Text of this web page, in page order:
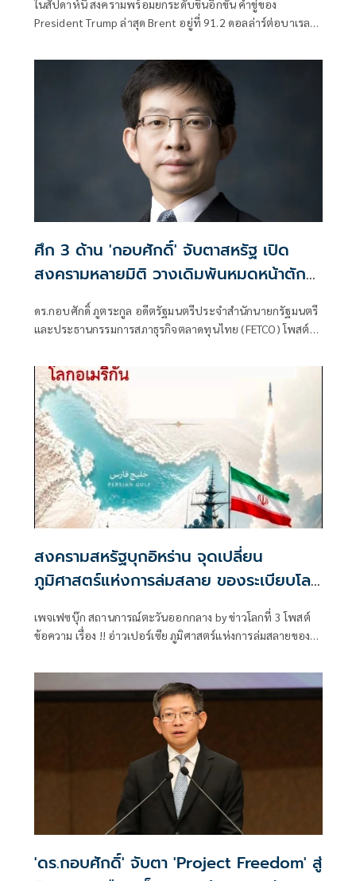
ในสัปดาห์นี้ สงครามพร้อมยกระดับขึ้นอีกขั้น คำขู่ของ
President Trump ล่าสุด Brent อยู่ที่ 91.2 ดอลล่าร์ต่อบาเรล
ของ 2 ฝ่าย
ศึก 3 ด้าน 'กอบศักดิ์' จับตาสหรัฐ เปิด
สงครามหลายมิติ วางเดิมพันหมดหน้าตัก
จะจบอย่างไร
ดร.กอบศักดิ์ ภูตระกูล อดีตรัฐมนตรีประจำสำนักนายกรัฐมนตรี
และประธานกรรมการสภาธุรกิจตลาดทุนไทย (FETCO) โพสต์เฟ
สงครามสหรัฐบุกอิหร่าน จุดเปลี่ยน
ภูมิศาสตร์แห่งการล่มสลาย ของระเบียบโลก
เพจเฟซบุ๊ก สถานการณ์ตะวันออกกลาง by ข่าวโลกที่ 3 โพสต์
ข้อความ เรื่อง !! อ่าวเปอร์เซีย ภูมิศาสตร์แห่งการล่มสลายของ
'ดร.กอบศักดิ์' จับตา 'Project Freedom' สู่